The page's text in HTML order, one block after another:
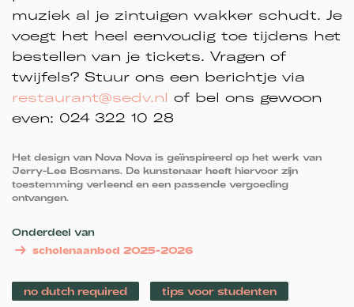
muziek al je zintuigen wakker schudt. Je
voegt het heel eenvoudig toe tijdens het
bestellen van je tickets. Vragen of
twijfels? Stuur ons een berichtje via
restaurant@sedv.nl of bel ons gewoon
even: 024 322 10 28
Het design van Nova Nova is geïnspireerd op het werk van
Jerry-Lee Bosmans. De kunstenaar heeft hiervoor zijn
toestemming verleend en een passende vergoeding
ontvangen.
Onderdeel van
scholenaanbod 2025-2026
no dutch required tips voor studenten